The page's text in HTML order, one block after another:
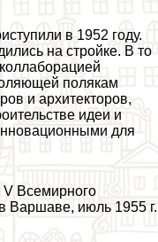
в 1952 году.
на стройке. В то
полякам
и архитекторов,
идеи и
для
V Всемирного
Варшаве, июль 1955 г.